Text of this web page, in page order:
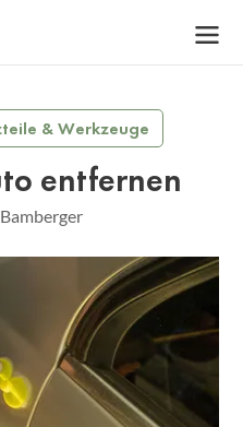
& Werkzeuge
entfernen